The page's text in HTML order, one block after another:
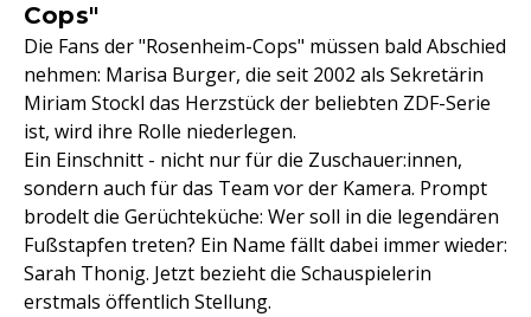
Cops"
Die Fans der "Rosenheim-Cops" müssen bald Abschied
nehmen: Marisa Burger, die seit 2002 als Sekretärin
Miriam Stockl das Herzstück der beliebten ZDF-Serie
ist, wird ihre Rolle niederlegen.
Ein Einschnitt - nicht nur für die Zuschauer:innen,
sondern auch für das Team vor der Kamera. Prompt
brodelt die Gerüchteküche: Wer soll in die legendären
Fußstapfen treten? Ein Name fällt dabei immer wieder:
Sarah Thonig. Jetzt bezieht die Schauspielerin
erstmals öffentlich Stellung.